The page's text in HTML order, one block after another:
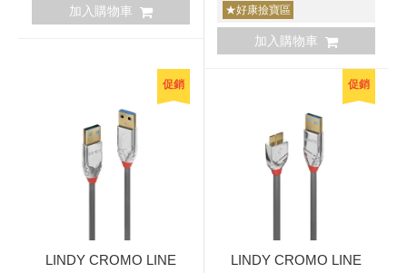
加入購物車 ★好康撿寶區
加入購物車
促銷
LINDY CROMO LINE
促銷
LINDY CROMO LINE